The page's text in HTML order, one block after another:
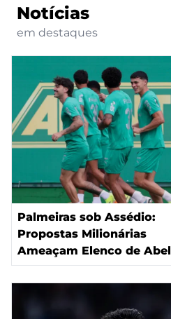
Notícias
em destaques
Palmeiras sob Assédio:
Propostas Milionárias
Ameaçam Elenco de Abel